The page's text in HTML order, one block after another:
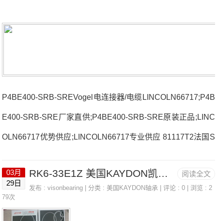
P4BE400-SRB-SREVogel电连接器/电缆LINCOLN66717;P4B
E400-SRB-SRE厂家直供;P4BE400-SRB-SRE原装正品;LINC
OLN66717优势供应;LINCOLN66717专业供应 81117T2法国S
R轴承3315SC3价格UCSP.2067016.CV.U.J82法国SNR轴承3
315SC3参数3315SC3价格,3315SC3采购 热销型号推荐：33
15SC3，FB22451-H RK6-33E1Z，P4BE400-SRB-SRE热销
阅读全文
03月
29日
RK6-33E1Z 美国KAYDON凯顿超精薄壁轴承 KD200CN0
发布 :visonbearing | 分类 :美国KAYDON轴承 | 评论 : 0 | 浏览 : 2
79次